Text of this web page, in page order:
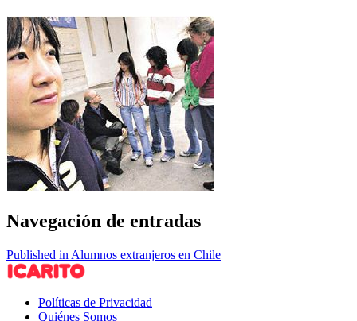
Navegación de entradas
Published in Alumnos extranjeros en Chile
Políticas de Privacidad
Quiénes Somos